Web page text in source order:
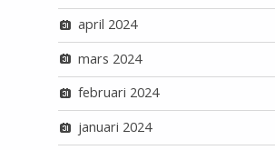
april 2024
mars 2024
februari 2024
januari 2024